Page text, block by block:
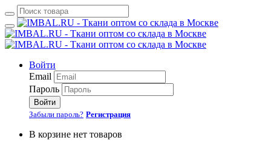
Войти
Email
Пароль
Войти
Забыли пароль? Регистрация
В корзине нет товаров